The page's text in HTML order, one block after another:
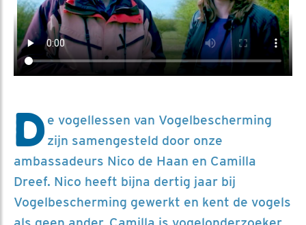
De vogellessen van Vogelbescherming
zijn samengesteld door onze
ambassadeurs Nico de Haan en Camilla
Dreef. Nico heeft bijna dertig jaar bij
Vogelbescherming gewerkt en kent de vogels